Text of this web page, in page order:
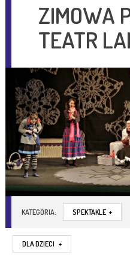
ZIMOWA
TEATR
KATEGORIA: SPEKTAKLE +
DLA DZIECI +